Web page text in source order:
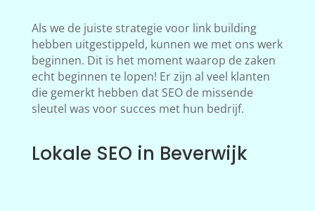
Als we de juiste strategie voor link building
hebben uitgestippeld, kunnen we met ons werk
beginnen. Dit is het moment waarop de zaken
echt beginnen te lopen! Er zijn al veel klanten
die gemerkt hebben dat SEO de missende
sleutel was voor succes met hun bedrijf.
Lokale SEO in Beverwijk